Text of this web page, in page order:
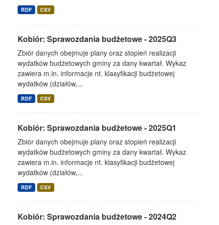
RDF CSV
Kobiór: Sprawozdania budżetowe - 2025Q3
Zbiór danych obejmuje plany oraz stopień realizacji
wydatków budżetowych gminy za dany kwartał. Wykaz
zawiera m.in. informacje nt. klasyfikacji budżetowej
wydatków (działów,...
RDF CSV
Kobiór: Sprawozdania budżetowe - 2025Q1
Zbiór danych obejmuje plany oraz stopień realizacji
wydatków budżetowych gminy za dany kwartał. Wykaz
zawiera m.in. informacje nt. klasyfikacji budżetowej
wydatków (działów,...
RDF CSV
Kobiór: Sprawozdania budżetowe - 2024Q2